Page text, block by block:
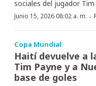
sociales del jugador Tim
Junio 15, 2026 08:02 a. m. ·
Copa Mundial
Haití devuelve a
Tim Payne y a
base de goles